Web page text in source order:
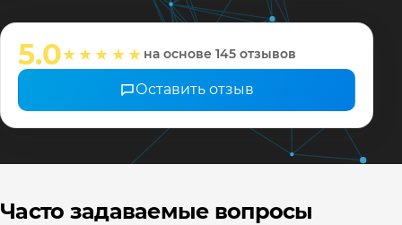
5.0★★★★★ на основе 145 отзывов
Оставить отзыв
Часто задаваемые вопросы